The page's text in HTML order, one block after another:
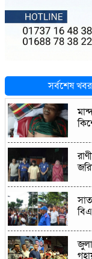
সর্বশেষ খবর